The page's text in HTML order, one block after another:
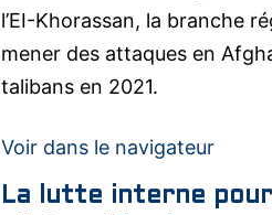
l’EI-Khorassan, la branche
mener des attaques en
talibans en 2021.
Voir dans le navigateur
La lutte interne